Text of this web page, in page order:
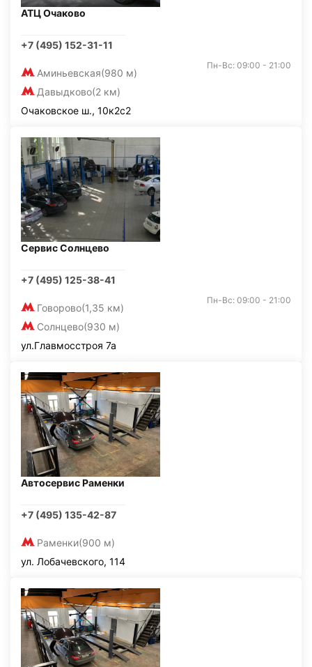
АТЦ Очаково
+7 (495) 152-31-11
Аминьевская(980 м)
Давыдково(2 км)
Пн-Вс: 09:00 - 21:00
Очаковское ш., 10к2с2
Сервис Солнцево
+7 (495) 125-38-41
Говорово(1,35 км)
Солнцево(930 м)
Пн-Вс: 09:00 - 21:00
ул.Главмосстроя 7а
Автосервис Раменки
+7 (495) 135-42-87
Раменки(900 м)
ул. Лобачевского, 114